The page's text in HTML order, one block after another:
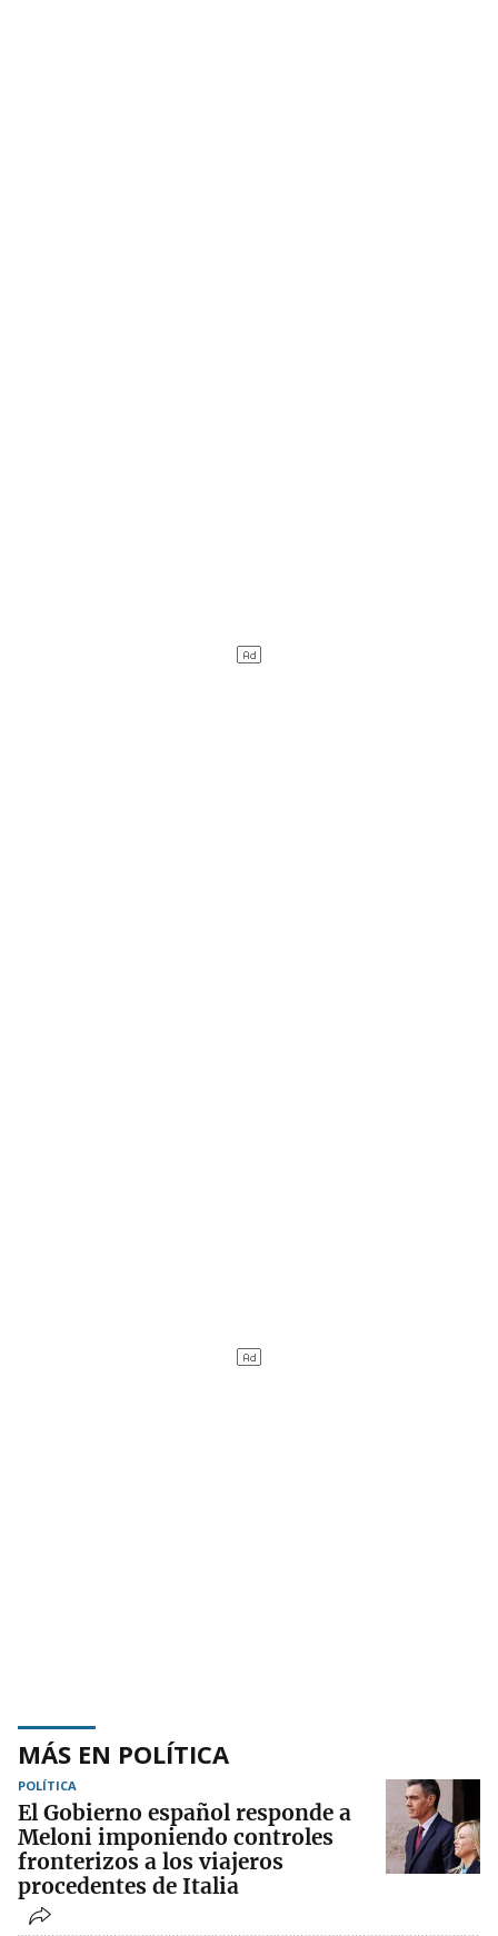
MÁS EN POLÍTICA
POLÍTICA
El Gobierno español responde a
Meloni imponiendo controles
fronterizos a los viajeros
procedentes de Italia